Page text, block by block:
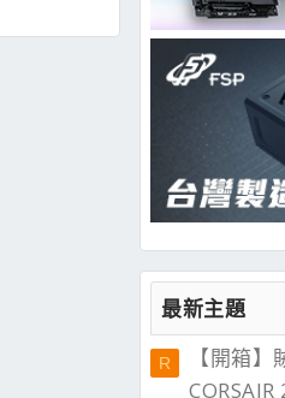
最新主題
R
【開箱
CORSAIR